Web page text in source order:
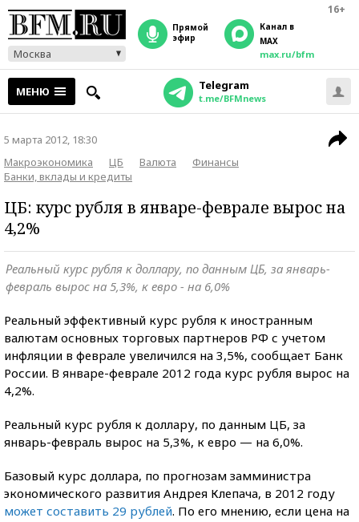
16+
Москва
прямой
эфир
Канал в
MAX
max.ru/bfm
МЕНЮ Telegram
t.me/BFMnews
5 марта 2012, 18:30
Макроэкономика
ЦБ Валюта
Финансы
Банки, вклады и кредиты
ЦБ: курс рубля в январе-феврале вырос на
4,2%
Реальный курс рубля к доллару, по данным ЦБ, за январь-
февраль вырос на 5,3%, к евро - на 6,0%
Реальный эффективный курс рубля к иностранным
валютам основных торговых партнеров РФ с учетом
инфляции в феврале увеличился на 3,5%, сообщает Банк
России. В январе-феврале 2012 года курс рубля вырос на
4,2%.
Реальный курс рубля к доллару, по данным ЦБ, за
январь-февраль вырос на 5,3%, к евро — на 6,0%.
Базовый курс доллара, по прогнозам замминистра
экономического развития Андрея Клепача, в 2012 году
может составить 29 рублей. По его мнению, если цена на